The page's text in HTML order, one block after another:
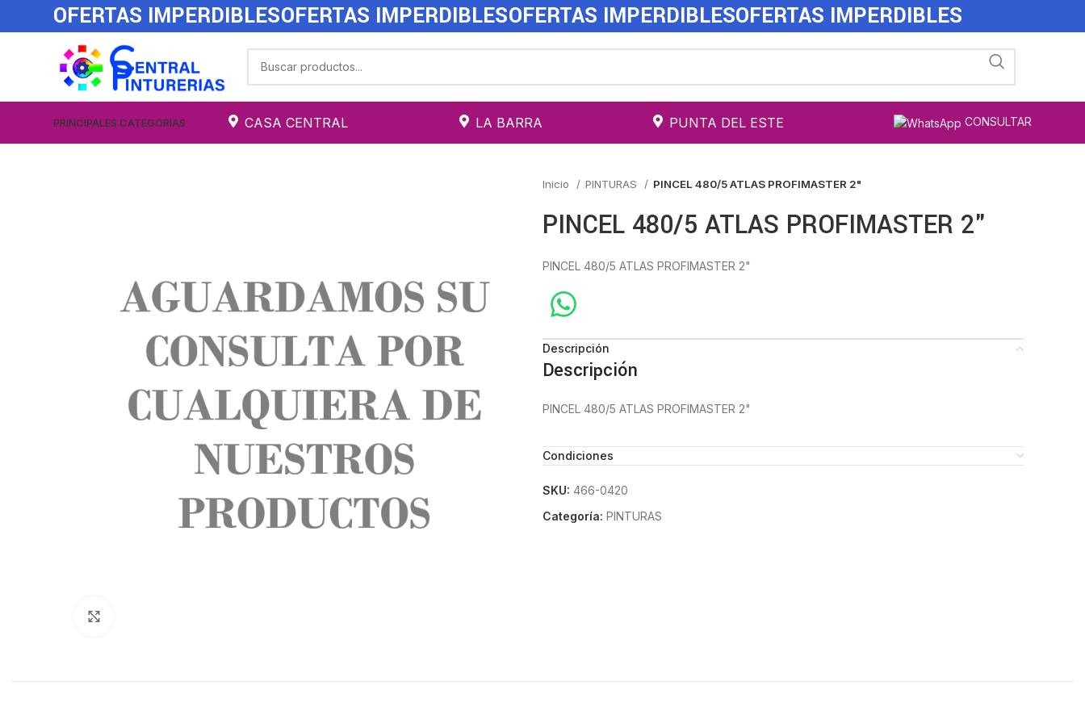
OFERTAS IMPERDIBLESOFERTAS IMPERDIBLESOFERTAS IMPERDIBLESOFERTAS IMPERDIBLES
PRINCIPALES CATEGORIAS CASA CENTRAL LA BARRA PUNTA DEL ESTE CONSULTAR
Inicio PINTURAS PINCEL 480/5 ATLAS PROFIMASTER 2"
PINCEL 480/5 ATLAS PROFIMASTER 2"
PINCEL 480/5 ATLAS PROFIMASTER 2"
Descripción
Descripción
PINCEL 480/5 ATLAS PROFIMASTER 2"
Condiciones
SKU: 466-0420
Categoría: PINTURAS